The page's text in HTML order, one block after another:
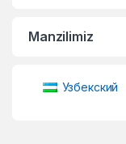
Manzilimiz
Узбекский